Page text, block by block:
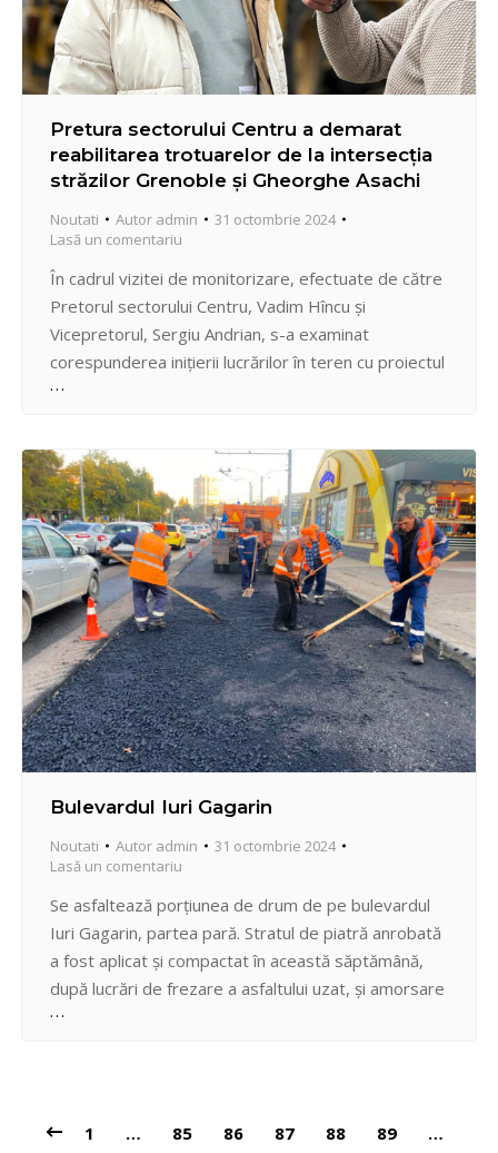
Pretura sectorului Centru a demarat
reabilitarea trotuarelor de la intersecția
străzilor Grenoble și Gheorghe Asachi
Noutati Autor admin
31 octombrie 2024
Lasă un comentariu
În cadrul vizitei de monitorizare, efectuate de către
Pretorul sectorului Centru, Vadim Hîncu și
Vicepretorul, Sergiu Andrian, s-a examinat
corespunderea inițierii lucrărilor în teren cu proiectul
de execuție, continuitatea proiectului prin
intersecție, cât și diverse aspecte tehnice. În
prezent se fac lucrări pregătitoare de decapare a
asfaltului uzat, excavare…
Bulevardul Iuri Gagarin
Noutati Autor admin
31 octombrie 2024
Lasă un comentariu
Se asfaltează porțiunea de drum de pe bulevardul
Iuri Gagarin, partea pară. Stratul de piatră anrobată
a fost aplicat și compactat în această săptămână,
după lucrări de frezare a asfaltului uzat, și amorsare
a suprafeței. Odată cu reabilitarea drumului, se
1 … 85 86 87 88 89
…